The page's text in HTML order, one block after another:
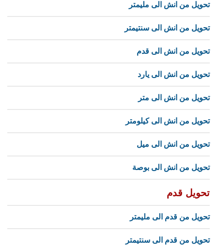
تحويل من انش الى مليمتر
تحويل من انش الى سنتيمتر
تحويل من انش الى قدم
تحويل من انش الى يارد
تحويل من انش الى متر
تحويل من انش الى كيلومتر
تحويل من انش الى ميل
تحويل من انش الى بوصة
تحويل قدم
تحويل من قدم الى مليمتر
تحويل من قدم الى سنتيمتر